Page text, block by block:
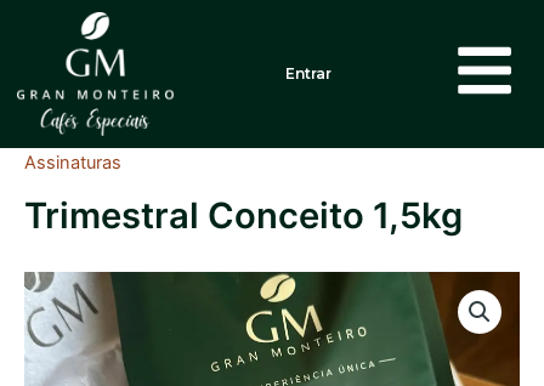
conteúdo
Entrar
Assinaturas
Trimestral Conceito 1,5kg
Trimestral
Conceito
1,5kg
quantidade